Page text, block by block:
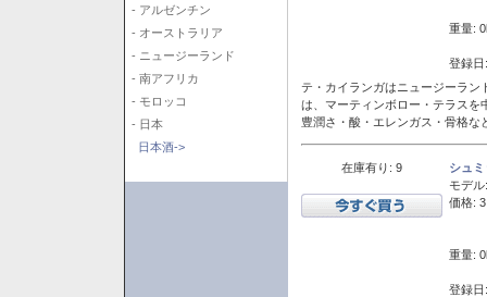
- アルゼンチン
- オーストラリア
- ニュージーランド
- 南アフリカ
- モロッコ
- 日本
日本酒->
重量:
登録
テ・カイランガはニュージーラン
は、マーティンボロー・テラスを
豊潤さ・酸・エレンガス・骨格
在庫有り: 9
シュ
モデル:
価格:
重量:
登録